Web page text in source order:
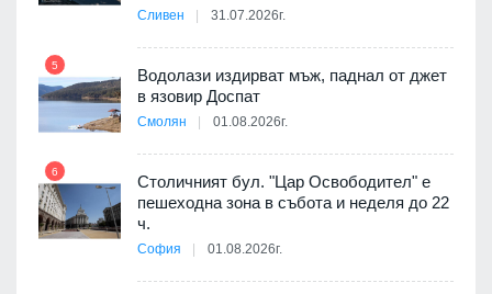
Сливен 31.07.2026г.
5
Водолази издирват мъж, паднал от джет
в язовир Доспат
Смолян 01.08.2026г.
6
Столичният бул. "Цар Освободител" е
пешеходна зона в събота и неделя до 22
ч.
София 01.08.2026г.